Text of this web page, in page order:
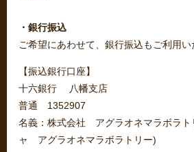
・銀行振込
ご希望にあわせて、銀行振込もご利用い
【振込銀行口座】
十六銀行 八幡支店
普通 1352907
名義：株式会社 アグラオネマラボラト
ャ アグラオネマラボラトリー)